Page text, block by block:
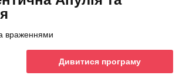
враженнями
Дивитися програму